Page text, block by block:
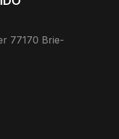
77170 Brie-